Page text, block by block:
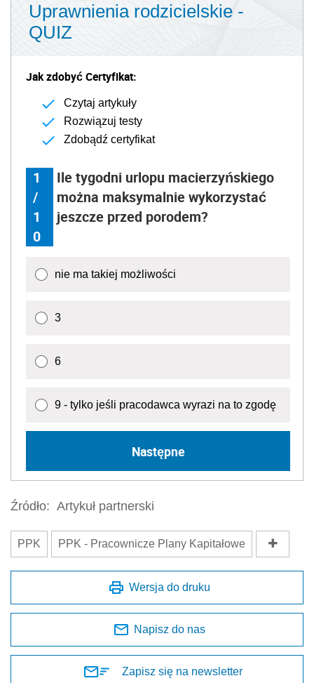
Uprawnienia rodzicielskie -
QUIZ
Jak zdobyć Certyfikat:
Czytaj artykuły
Rozwiązuj testy
Zdobądź certyfikat
1
/
1
0
Ile tygodni urlopu macierzyńskiego
można maksymalnie wykorzystać
jeszcze przed porodem?
nie ma takiej możliwości
3
6
9 - tylko jeśli pracodawca wyrazi na to zgodę
Następne
Źródło: Artykuł partnerski
PPK PPK - Pracownicze Plany Kapitałowe
Wersja do druku
Napisz do nas
Zapisz się na newsletter